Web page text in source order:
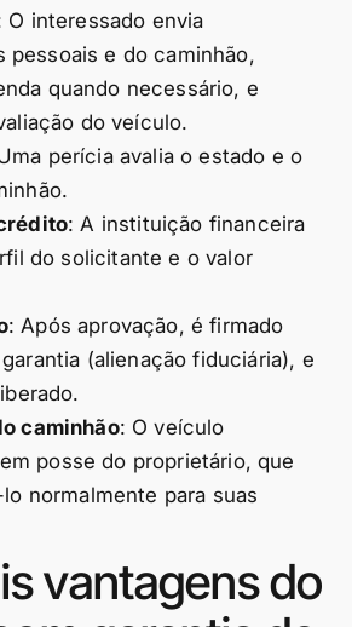
O interessado envia
pessoais e do caminhão,
quando necessário, e
do veículo.
perícia avalia o estado e o
: A instituição financeira
do solicitante e o valor
: Após aprovação, é firmado
(alienação fiduciária), e
caminhão: O veículo
posse do proprietário, que
normalmente para suas
vantagens do